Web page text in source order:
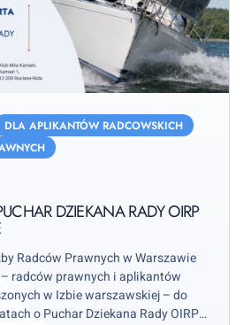
DLA APLIKANTÓW RADCOWSKICH
DZIEKANA RADY OIRP
Radców Prawnych w Warszawie
radców prawnych i aplikantów
w Izbie warszawskiej – do
o Puchar Dziekana Rady OIRP